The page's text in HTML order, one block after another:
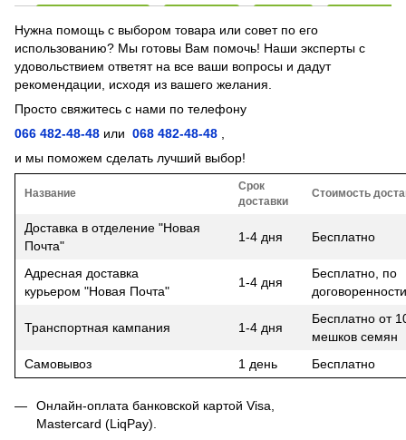
Нужна помощь с выбором товара или совет по его
использованию? Мы готовы Вам помочь! Наши эксперты с
удовольствием ответят на все ваши вопросы и дадут
рекомендации, исходя из вашего желания.
Просто свяжитесь с нами по телефону
066 482-48-48 или 068 482-48-48
и мы поможем сделать лучший выбор!
Название
Срок
доставки
Стоимость
Доставка в отделение "Новая
Почта"
1-4 дня Бесплатно
Адресная доставка
курьером "Новая Почта"
1-4 дня
Бесплатно, по
договоренности
Транспортная кампания 1-4 дня
Бесплатно от
мешков семян
Самовывоз
1 день Бесплатно
Онлайн-оплата банковской картой Visa,
Mastercard (LiqPay).